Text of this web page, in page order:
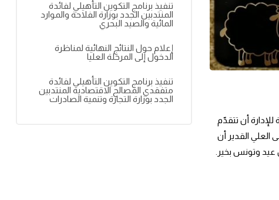
عيد وتونس بخير.
تنفيذ برنامج التكوين التأهيلي لفائدة
المنتدبين الجدد بوزارة الفلاحة والموارد
المائية والصيد البحري
إعلام حول النتائج النهائية لمناظرة
الدخول إلى المرحلة العليا
تنفيذ برنامج التكوين التأهيلي لفائدة
متفقدي المصالح الاقتصادية المنتدبين
الجدد بوزارة التجارة وتنمية الصادرات